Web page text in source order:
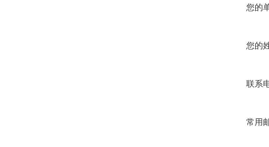
您的
您的
联系
常用